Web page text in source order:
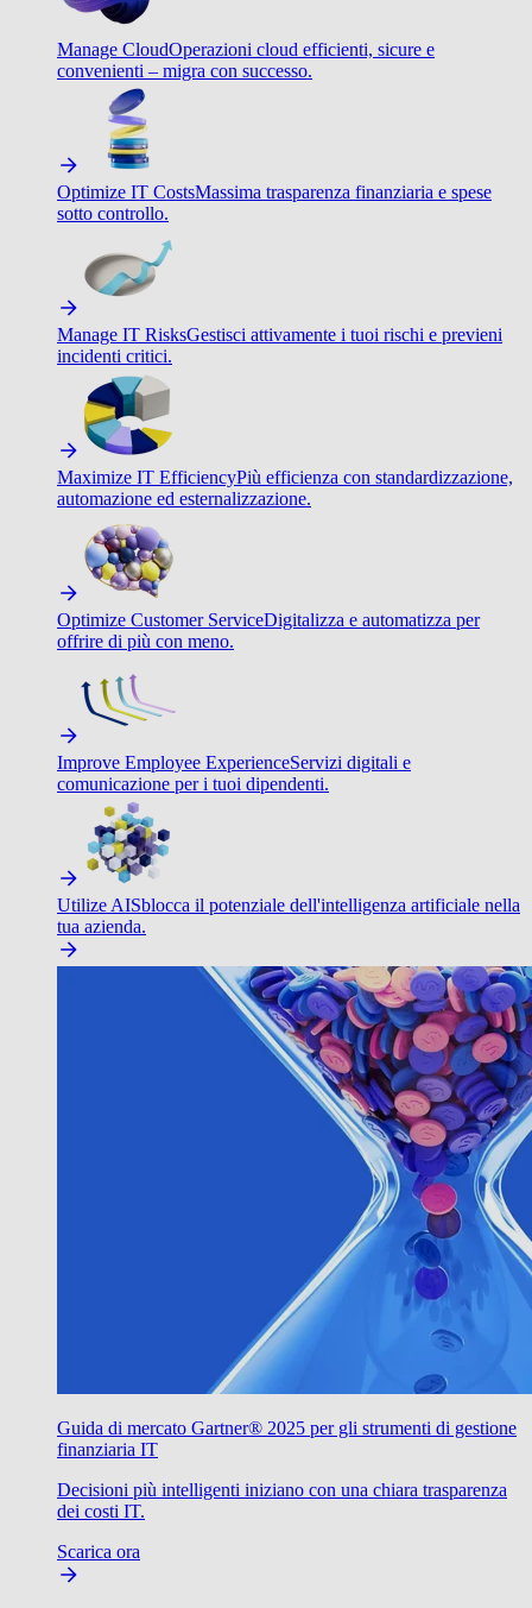
Manage CloudOperazioni cloud efficienti, sicure e
convenienti – migra con successo.
Optimize IT CostsMassima trasparenza finanziaria e spese
sotto controllo.
Manage IT RisksGestisci attivamente i tuoi rischi e previeni
incidenti critici.
Maximize IT EfficiencyPiù efficienza con standardizzazione,
automazione ed esternalizzazione.
Optimize Customer ServiceDigitalizza e automatizza per
offrire di più con meno.
Improve Employee ExperienceServizi digitali e
comunicazione per i tuoi dipendenti.
Utilize AISblocca il potenziale dell'intelligenza artificiale nella
tua azienda.
Guida di mercato Gartner® 2025 per gli strumenti di gestione
finanziaria IT
Decisioni più intelligenti iniziano con una chiara trasparenza
dei costi IT.
Scarica ora